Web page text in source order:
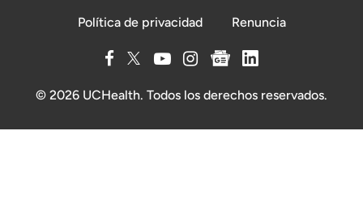
Política de privacidad Renuncia
© 2026 UCHealth. Todos los derechos reservados.